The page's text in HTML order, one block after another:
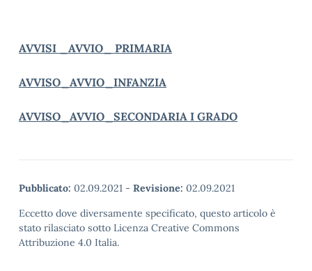
AVVISI _AVVIO_ PRIMARIA
AVVISO_AVVIO_INFANZIA
AVVISO_AVVIO_SECONDARIA I GRADO
Pubblicato: 02.09.2021 - Revisione: 02.09.2021
Eccetto dove diversamente specificato, questo articolo è
stato rilasciato sotto Licenza Creative Commons
Attribuzione 4.0 Italia.